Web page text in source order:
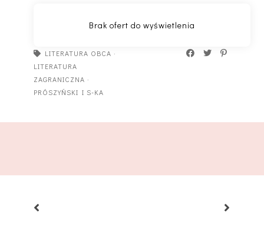
LITERATURA OBCA ·
LITERATURA
ZAGRANICZNA ·
PRÓSZYŃSKI I S-KA